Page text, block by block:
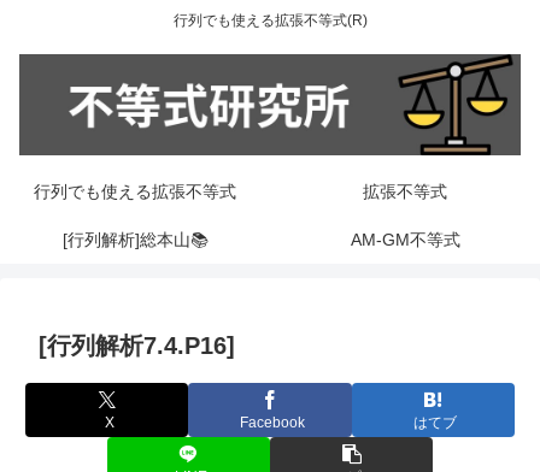
行列でも使える拡張不等式(R)
行列でも使える拡張不等式 拡張不等式
[行列解析]総本山📚 AM-GM不等式
[行列解析7.4.P16]
X Facebook はてブ